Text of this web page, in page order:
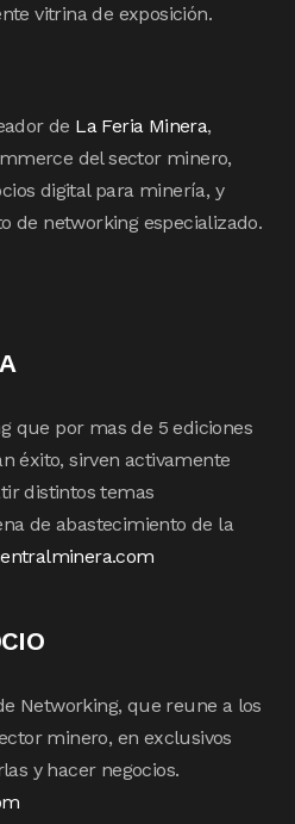
vitrina de exposición.
de La Feria Minera,
del sector minero,
digital para minería, y
de networking especializado.
que por mas de 5 ediciones
éxito, sirven activamente
distintos temas
de abastecimiento de la
Networking, que reune a los
minero, en exclusivos
y hacer negocios.